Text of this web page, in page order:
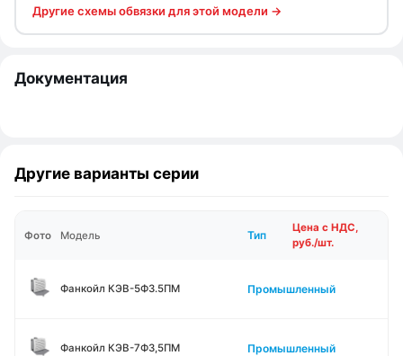
Другие схемы обвязки для этой модели →
Документация
Другие варианты серии
Фото Модель Тип
Цена с НДС,
руб./шт.
Фанкойл КЭВ-5Ф3.5ПМ Промышленный
Фанкойл КЭВ-7Ф3,5ПМ Промышленный